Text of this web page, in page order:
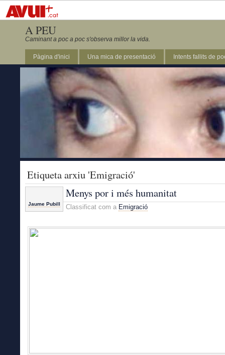
A PEU
Caminant a poc a poc s'observa millor la vida.
Pàgina d'inici Una mica de presentació Intents fallits de
Etiqueta arxiu 'Emigració'
Jaume Pubill
Menys por i més humanitat
Classificat com a Emigració